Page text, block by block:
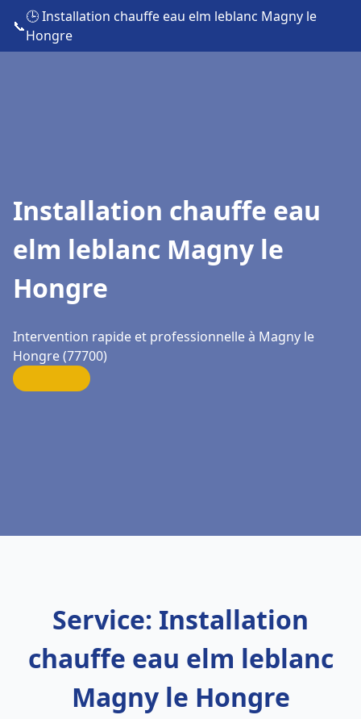
📞
🕒 Installation chauffe eau elm leblanc Magny le
Hongre
Installation chauffe eau
elm leblanc Magny le
Hongre
Intervention rapide et professionnelle à Magny le
Hongre (77700)
Service: Installation
chauffe eau elm leblanc
Magny le Hongre